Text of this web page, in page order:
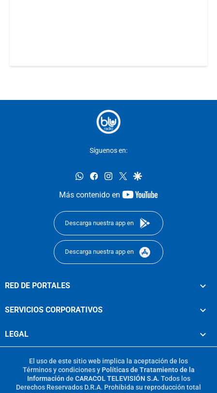
Síguenos en:
whatsappfacebookinstagram
twittergoogle
Más contenido en
youtube-
Descarga nuestra app en
Descarga nuestra app en
RED DE PORTALES
SERVICIOS CORPORATIVOS
LEGAL
El uso de este sitio web implica la aceptación de los
Términos y condicionesy Políticas de Tratamiento de la
Información de CARACOL TELEVISIÓN S.A. Todos los
Derechos Reservados D.R.A. Prohibida su reproducción total